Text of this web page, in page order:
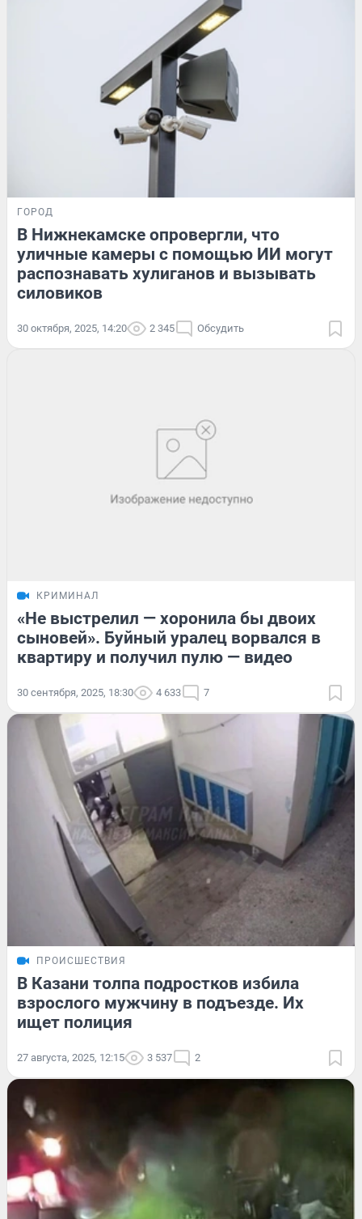
ГОРОД
В Нижнекамске опровергли, что
уличные камеры с помощью ИИ могут
распознавать хулиганов и вызывать
силовиков
30 октября, 2025, 14:20 2 345 Обсудить
КРИМИНАЛ
«Не выстрелил — хоронила бы двоих
сыновей». Буйный уралец ворвался в
квартиру и получил пулю — видео
30 сентября, 2025, 18:30 4 633 7
ПРОИСШЕСТВИЯ
В Казани толпа подростков избила
взрослого мужчину в подъезде. Их
ищет полиция
27 августа, 2025, 12:15 3 537 2